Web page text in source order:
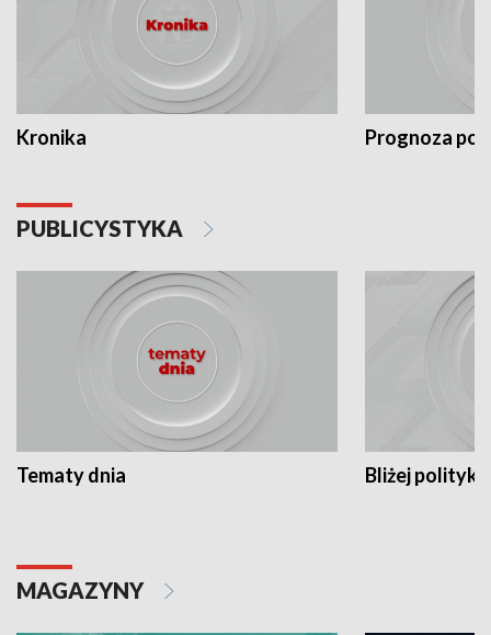
Kronika Prognoza
PUBLICYSTYKA
Tematy dnia Bliżej polityki
MAGAZYNY